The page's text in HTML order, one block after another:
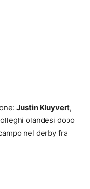
Justin Kluyvert,
olandesi dopo
nel derby fra